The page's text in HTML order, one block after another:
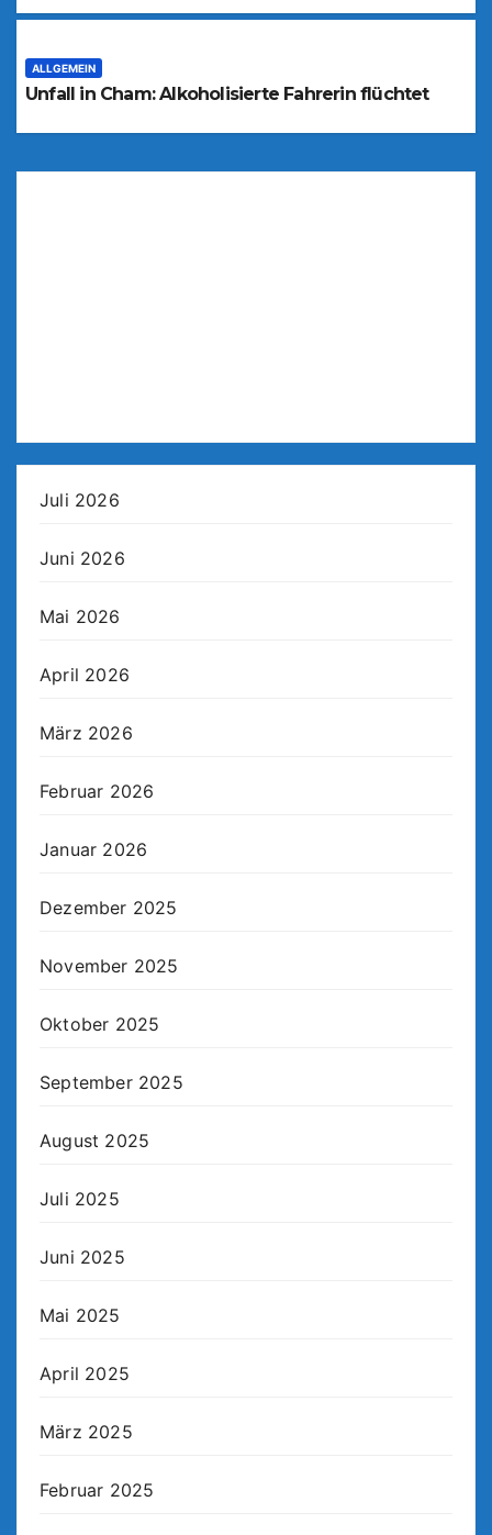
ALLGEMEIN
Unfall in Cham: Alkoholisierte Fahrerin flüchtet
Juli 2026
Juni 2026
Mai 2026
April 2026
März 2026
Februar 2026
Januar 2026
Dezember 2025
November 2025
Oktober 2025
September 2025
August 2025
Juli 2025
Juni 2025
Mai 2025
April 2025
März 2025
Februar 2025